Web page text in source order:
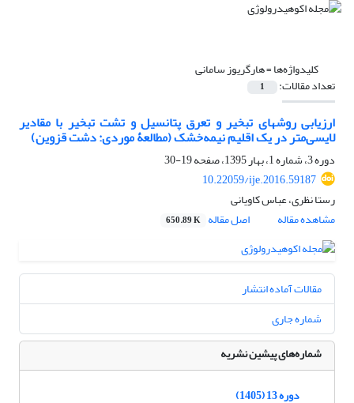
کلیدواژه‌ها =هارگریوز سامانی
تعداد مقالات: 1
ارزیابی روش‏های تبخیر و تعرق پتانسیل و تشت تبخیر با مقادیر
لایسی‌متر در یک اقلیم نیمه‌خشک (مطالعۀ موردی: دشت قزوین)
دوره 3، شماره 1، بهار 1395، صفحه
19-30
10.22059/ije.2016.59187
رستا نظری، عباس کاویانی
مشاهده مقاله
اصل مقاله 650.89 K
مقالات آماده انتشار
شماره جاری
شماره‌های پیشین نشریه
دوره 13 (1405)